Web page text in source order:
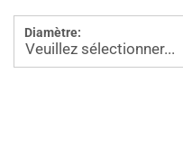
Diamètre: